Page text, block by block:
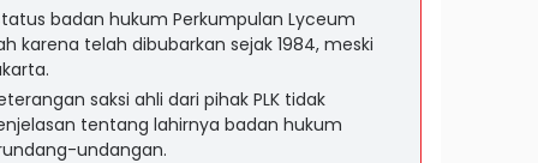
badan hukum Perkumpulan Lyceum
karena telah dibubarkan sejak 1984, meski
saksi ahli dari pihak PLK tidak
tentang lahirnya badan hukum
undangan.